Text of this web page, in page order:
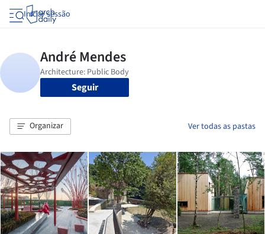
Iniciar sessão
Seguir
Organizar Ver todas as pastas